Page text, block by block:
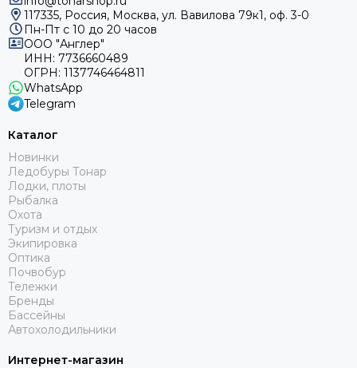
117335, Россия, Москва, ул. Вавилова 79к1, оф. 3-0
Пн-Пт с 10 до 20 часов
ООО "Англер"
ИНН: 7736660489
ОГРН: 1137746464811
WhatsApp
Telegram
Каталог
Новинки
Ледобуры Тонар
Лодки, плоты
Рыбалка
Охота
Туризм и отдых
Экипировка
Оптика
Почвобур
Тележки
Бренды
Бассейны
Автохолодильники
Интернет-магазин